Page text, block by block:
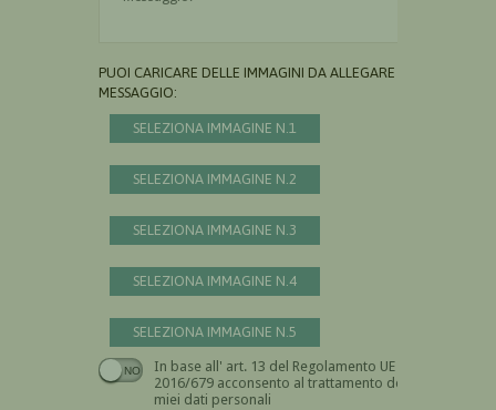
PUOI CARICARE DELLE IMMAGINI DA ALLEGARE AL
MESSAGGIO:
SELEZIONA IMMAGINE N.1
SELEZIONA IMMAGINE N.2
SELEZIONA IMMAGINE N.3
SELEZIONA IMMAGINE N.4
SELEZIONA IMMAGINE N.5
In base all' art. 13 del Regolamento UE n.
2016/679 acconsento al trattamento dei
miei dati personali
Devi dare il consenso